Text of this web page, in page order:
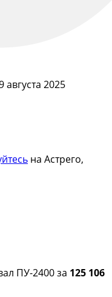
2025
на Астрего,
ПУ-2400 за 125 106